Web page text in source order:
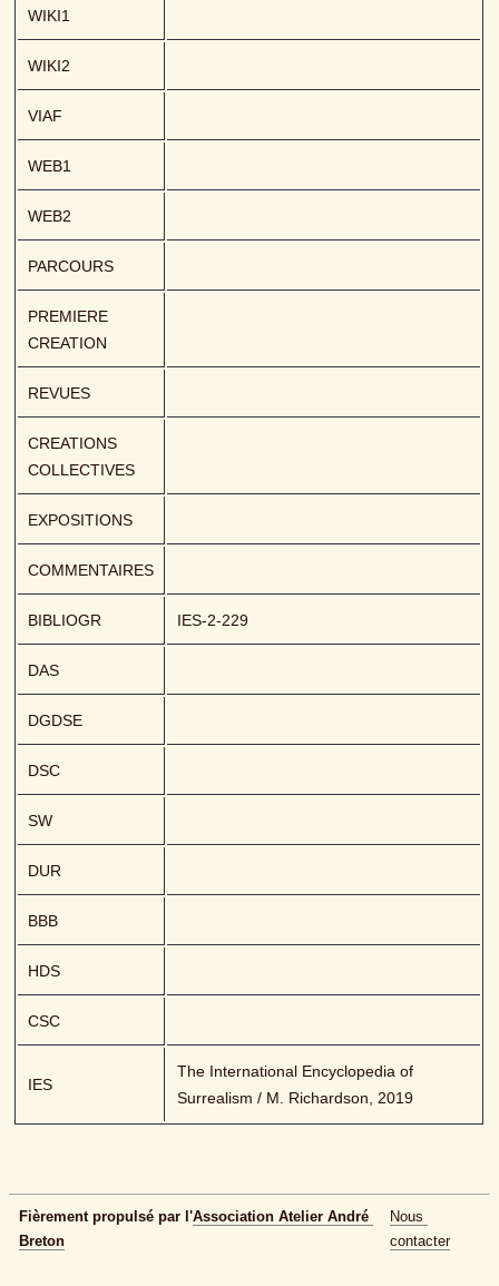
WIKI1
WIKI2
VIAF
WEB1
WEB2
PARCOURS
PREMIERE
CREATION
REVUES
CREATIONS
COLLECTIVES
EXPOSITIONS
COMMENTAIRES
BIBLIOGR IES-2-229
DAS
DGDSE
DSC
SW
DUR
BBB
HDS
CSC
IES
The International Encyclopedia of
Surrealism / M. Richardson, 2019
Fièrement propulsé par l'Association Atelier André
Breton
Nous
contacter